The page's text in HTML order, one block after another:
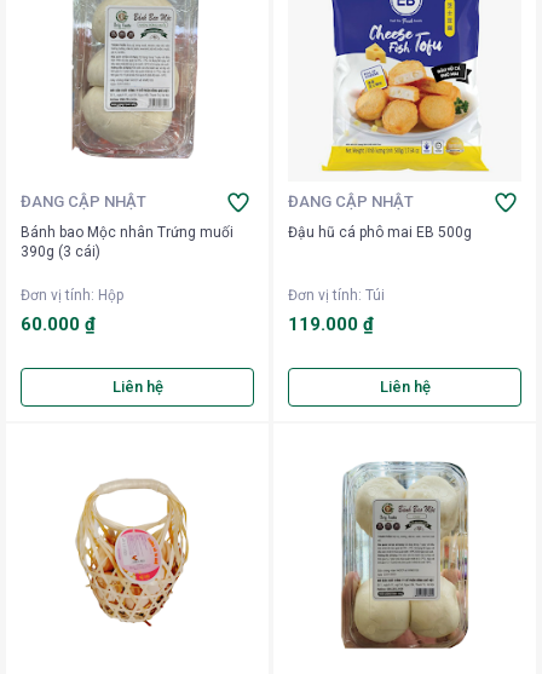
ĐANG CẬP NHẬT
Bánh bao Mộc nhân Trứng muối
390g (3 cái)
Đơn vị tính: Hộp
60.000 ₫
Liên hệ
ĐANG CẬP NHẬT
Đậu hũ cá phô mai EB 500g
Đơn vị tính: Túi
119.000 ₫
Liên hệ